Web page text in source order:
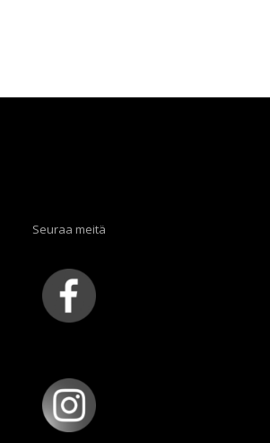
Seuraa meitä